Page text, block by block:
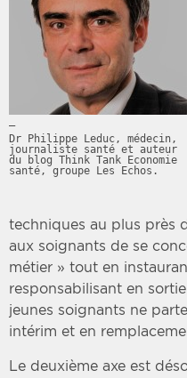
Dr Philippe Leduc, médecin,
journaliste santé et auteur
du blog Think Tank Economie
santé, groupe Les Echos.
techniques au plus près
aux soignants de se
métier » tout en
responsabilisant en
jeunes soignants ne
intérim et en
Le deuxième axe est